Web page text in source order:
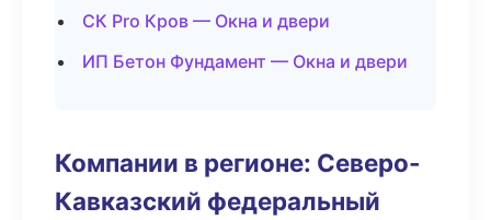
СК Pro Кров — Окна и двери
ИП Бетон Фундамент — Окна и двери
Компании в регионе: Северо-
Кавказский федеральный